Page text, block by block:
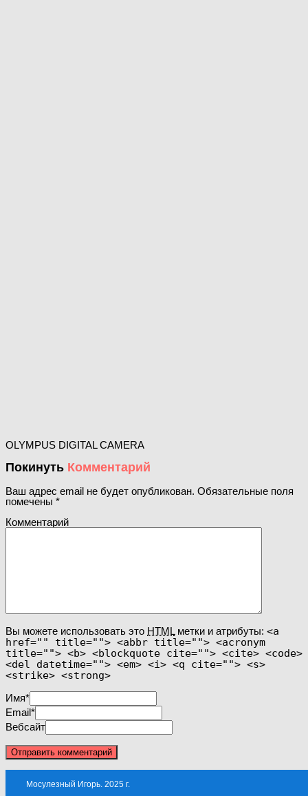
OLYMPUS DIGITAL CAMERA
Покинуть Комментарий
Ваш адрес email не будет опубликован. Обязательные поля
помечены *
Комментарий
Вы можете использовать это HTMLметки и атрибуты: <a
href="" title=""> <abbr title=""> <acronym
title=""> <b> <blockquote cite=""> <cite> <code>
<del datetime=""> <em> <i> <q cite=""> <s>
<strike> <strong>
Имя*
Email*
Вебсайт
Мосулезный Игорь. 2025 г.